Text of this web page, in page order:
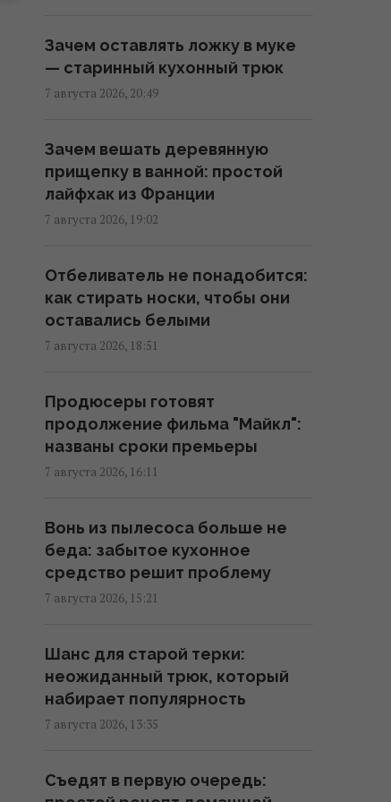
двери: опытные хозяйки
ответили, для чего это нужно
13:00 суббота, 08 августа 2026
Всего 6 штук в день: ученые
назвали сухофрукт, который
может удивить своей пользой
12:42 суббота, 08 августа 2026
Ротару не смирилась с пенсией
в 6 тысяч гривень и пошла в суд
12:27 суббота, 08 августа 2026
фольгу в холодильник: простой
домашний лайфхак
11:59 суббота, 08 августа 2026
пара из США купила целую
деревню в Испании за цену
квартиры
11:55 суббота, 08 августа 2026
Кто должен оплачивать
семейный отпуск: британцев
удивили ожидания поколения Z
10:56 суббота, 08 августа 2026
Для чего нужна каждая
Зачем оставлять ложку в муке
— старинный кухонный трюк
7 августа 2026, 20:49
Зачем вешать деревянную
прищепку в ванной: простой
лайфхак из Франции
7 августа 2026, 19:02
Отбеливатель не понадобится:
как стирать носки, чтобы они
оставались белыми
7 августа 2026, 18:51
Продюсеры готовят
продолжение фильма "Майкл":
названы сроки премьеры
7 августа 2026, 16:11
Вонь из пылесоса больше не
беда: забытое кухонное
средство решит проблему
7 августа 2026, 15:21
Шанс для старой терки:
неожиданный трюк, который
набирает популярность
7 августа 2026, 13:35
Съедят в первую очередь: